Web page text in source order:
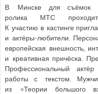
В Минске для съёмок
ролика МТС проходит
К участию в кастинге
и актёры-любители.
европейская внешность,
и креативная причёска.
Профессиональный
работы с текстом.
из «Теории большого